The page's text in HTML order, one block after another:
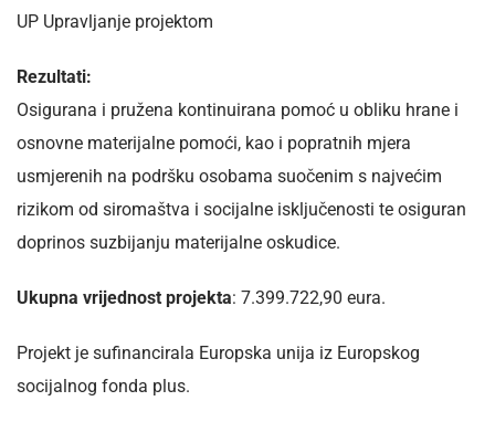
UP Upravljanje projektom
Rezultati:
Osigurana i pružena kontinuirana pomoć u obliku hrane i
osnovne materijalne pomoći, kao i popratnih mjera
usmjerenih na podršku osobama suočenim s najvećim
rizikom od siromaštva i socijalne isključenosti te osiguran
doprinos suzbijanju materijalne oskudice.
Ukupna vrijednost projekta: 7.399.722,90 eura.
Projekt je sufinancirala Europska unija iz Europskog
socijalnog fonda plus.